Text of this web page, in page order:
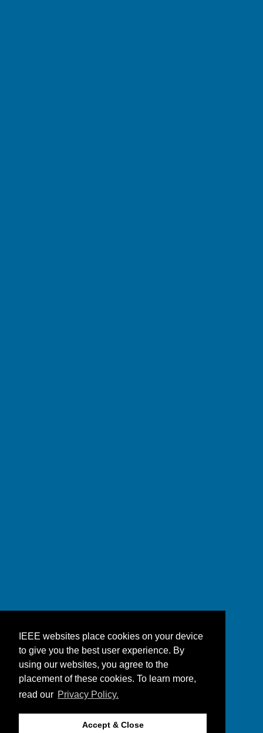
IEEE websites place cookies on your device
to give you the best user experience. By
using our websites, you agree to the
placement of these cookies. To learn more,
read our Privacy Policy.
Accept & Close